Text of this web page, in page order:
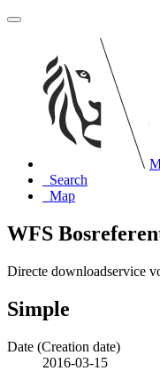
Search
Map
WFS
Directe downloadservice
Simple
Date (Creation date)
2016-03-15